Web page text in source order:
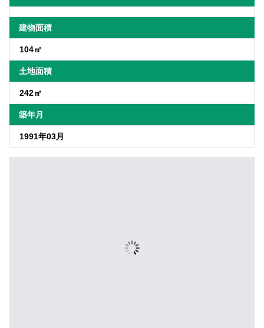
建物面積
104㎡
土地面積
242㎡
築年月
1991年03月